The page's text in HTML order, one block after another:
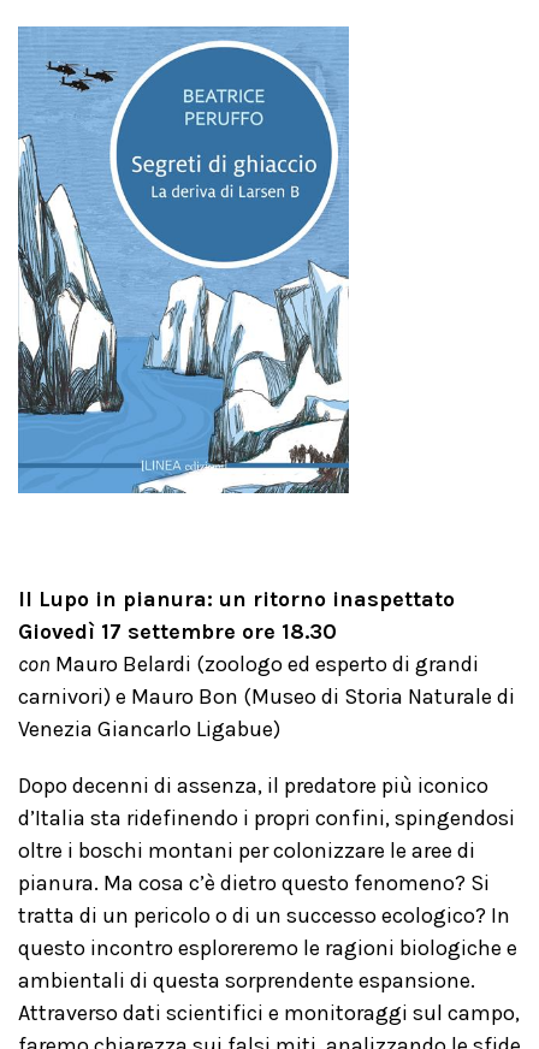
Il Lupo in pianura: un ritorno inaspettato
Giovedì 17 settembre ore 18.30
con Mauro Belardi (zoologo ed esperto di grandi
carnivori) e Mauro Bon (Museo di Storia Naturale di
Venezia Giancarlo Ligabue)
Dopo decenni di assenza, il predatore più iconico
d’Italia sta ridefinendo i propri confini, spingendosi
oltre i boschi montani per colonizzare le aree di
pianura. Ma cosa c’è dietro questo fenomeno? Si
tratta di un pericolo o di un successo ecologico? In
questo incontro esploreremo le ragioni biologiche e
ambientali di questa sorprendente espansione.
Attraverso dati scientifici e monitoraggi sul campo,